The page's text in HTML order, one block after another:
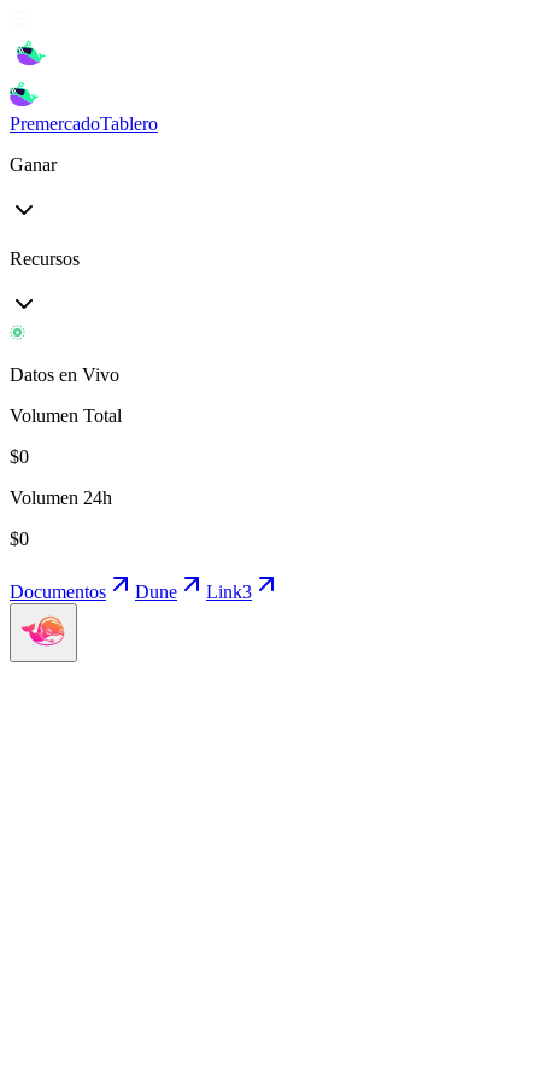
PremercadoTablero
Ganar
Recursos
Datos en Vivo
Volumen Total
$0
Volumen 24h
$0
Documentos Dune Link3